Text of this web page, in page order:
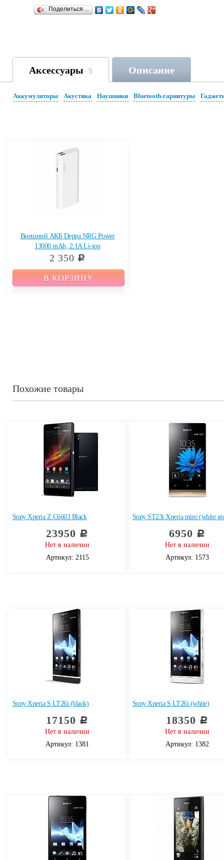
Поделиться…
Аксессуары 5 Описание
Аккумуляторы Акустика Наушники Bluetooth-гарнитуры
Внешний АКБ Deppa NRG Power
13000 mAh, 2.1A Li-ion
2 350 c
В КОРЗИНУ
Похожие товары
Sony Xperia Z C6603 Black
23950 c
Нет в наличии
Артикул: 2115
Sony ST23i Xperia miro (white
6950 c
Нет в наличии
Артикул: 1573
Sony Xperia S LT26i (black)
17150 c
Нет в наличии
Артикул: 1381
Sony Xperia S LT26i (white)
18350 c
Нет в наличии
Артикул: 1382